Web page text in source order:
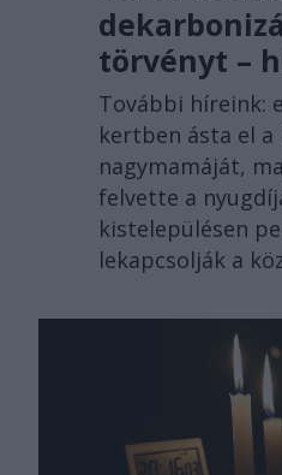
törvényt –
További híreink:
kertben ásta el
nagymamáját,
felvette a
kistelepülésen
lekapcsolják a